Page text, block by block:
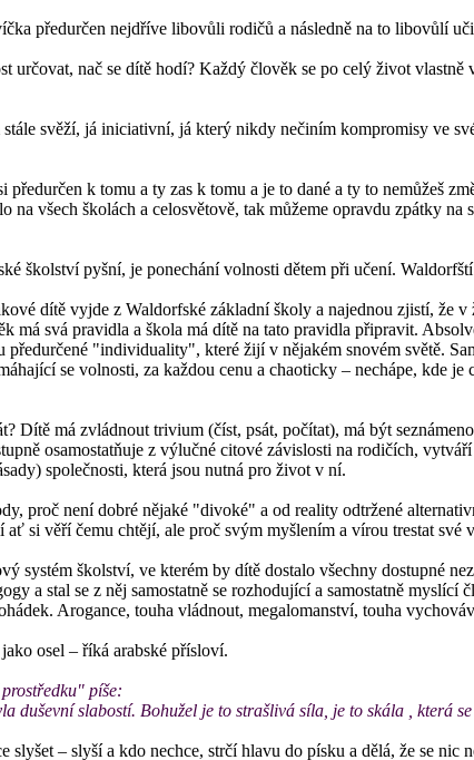
předurčen nejdříve libovůli rodičů a následně na to libovůlí
určovat, nač se dítě hodí? Každý člověk se po celý život
svěží, já iniciativní, já který nikdy nečiním kompromisy ve
předurčen k tomu a ty zas k tomu a je to dané a ty to nemůžeš
na všech školách a celosvětově, tak můžeme opravdu zpátky
školství pyšní, je ponechání volnosti dětem při učení.
dítě vyjde z Waldorfské základní školy a najednou zjistí, že
má svá pravidla a škola má dítě na tato pravidla připravit.
"individuality", které žijí v nějakém snovém světě.
se volnosti, za každou cenu a chaoticky – nechápe, kde
Dítě má zvládnout trivium (číst, psát, počítat), má být
osamostatňuje z výlučné citové závislosti na rodičích,
společnosti, která jsou nutná pro život v ní.
proč není dobré nějaké "divoké" a od reality odtržené
si věří čemu chtějí, ale proč svým myšlením a vírou trestat své
systém školství, ve kterém by dítě dostalo všechny dostupné
a stal se z něj samostatně se rozhodující a samostatně
Arogance, touha vládnout, megalomanství, touha
osel – říká arabské přísloví.
píše:
duševní slabostí. Bohužel je to strašlivá síla, je to skála , která
slyšet – slyší a kdo nechce, strčí hlavu do písku a dělá, že se nic